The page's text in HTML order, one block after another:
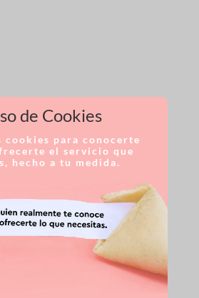
de Cookies
cookies para conocerte
el servicio que
hecho a tu medida.